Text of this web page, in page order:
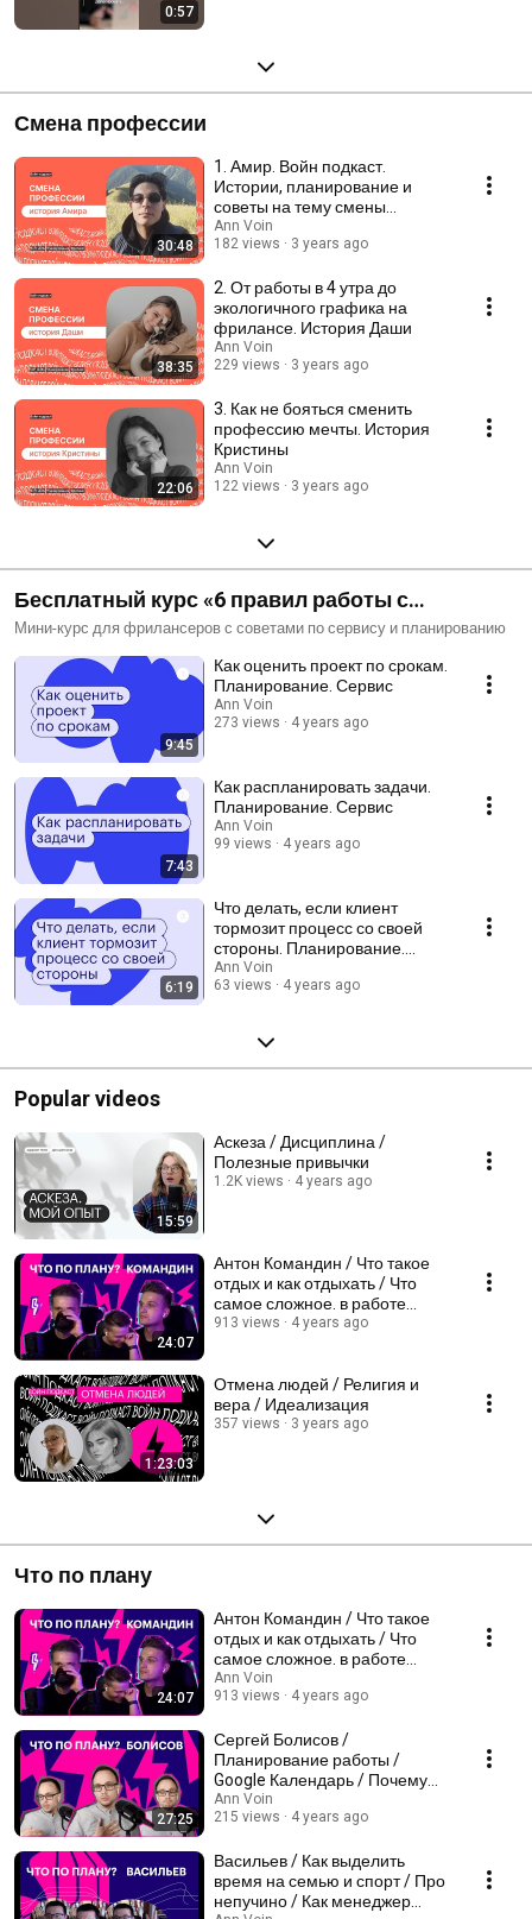
0:57
Смена профессии
30:48
1. Амир. Войн подкаст.
Истории, планирование и
советы на тему смены
профессии
Ann Voin
182 views
3 years ago
38:35
2. От работы в 4 утра до
экологичного графика на
фрилансе. История Даши
Ann Voin
229 views
3 years ago
22:06
3. Как не бояться сменить
профессию мечты. История
Кристины
Ann Voin
122 views
3 years ago
Бесплатный курс «6 правил работы с
клиентами на фрилансе»
Мини-курс для фрилансеров с советами по сервису и планированию
9:45
Как оценить проект по срокам.
Планирование. Сервис
Ann Voin
273 views
4 years ago
7:43
Как распланировать задачи.
Планирование. Сервис
Ann Voin
99 views
4 years ago
6:19
Что делать, если клиент
тормозит процесс со своей
стороны. Планирование.
Сервис
Ann Voin
63 views
4 years ago
Popular videos
15:59
Аскеза / Дисциплина /
Полезные привычки
1.2K views 4 years ago
24:07
Антон Командин / Что такое
отдых и как отдыхать / Что
самое сложное. в работе
преподавателя /
913 views 4 years ago
1:23:03
Отмена людей / Религия и
вера / Идеализация
357 views 3 years ago
Что по плану
24:07
Антон Командин / Что такое
отдых и как отдыхать / Что
самое сложное. в работе
преподавателя /
Ann Voin
913 views
4 years ago
27:25
Сергей Болисов /
Планирование работы /
Google Календарь / Почему
нормально хотеть работать
меньше
Ann Voin
215 views
4 years ago
Васильев / Как выделить
время на семью и спорт / Про
непучино / Как менеджер